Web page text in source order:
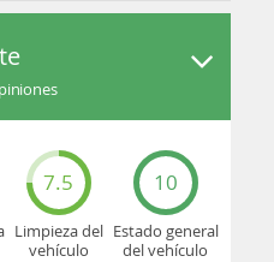
7.5
Limpieza del
vehículo
10
Estado general
del vehículo